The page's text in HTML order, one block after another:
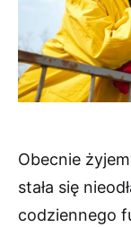
Obecnie
stała się
codziennego